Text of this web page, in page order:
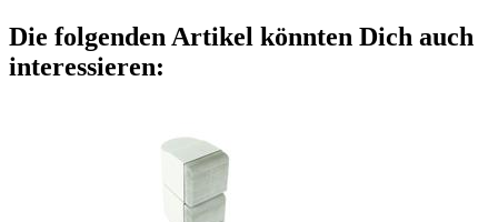
Die folgenden Artikel könnten Dich auch
interessieren: